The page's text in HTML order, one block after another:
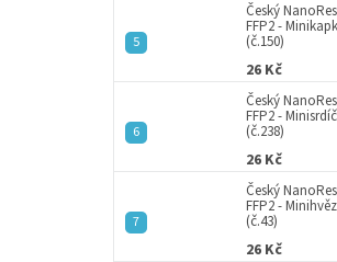
Český
FFP2 -
(č.150)
26 Kč
Český
FFP2 -
(č.238)
26 Kč
Český
FFP2 -
(č.43)
26 Kč